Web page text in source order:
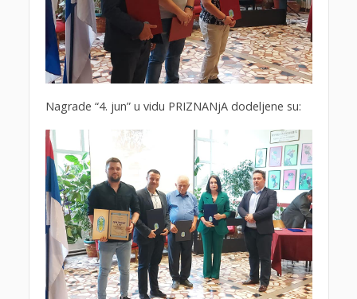
Nagrade “4. jun” u vidu PRIZNANjA dodeljene su: